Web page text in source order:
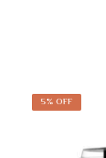
5% OFF